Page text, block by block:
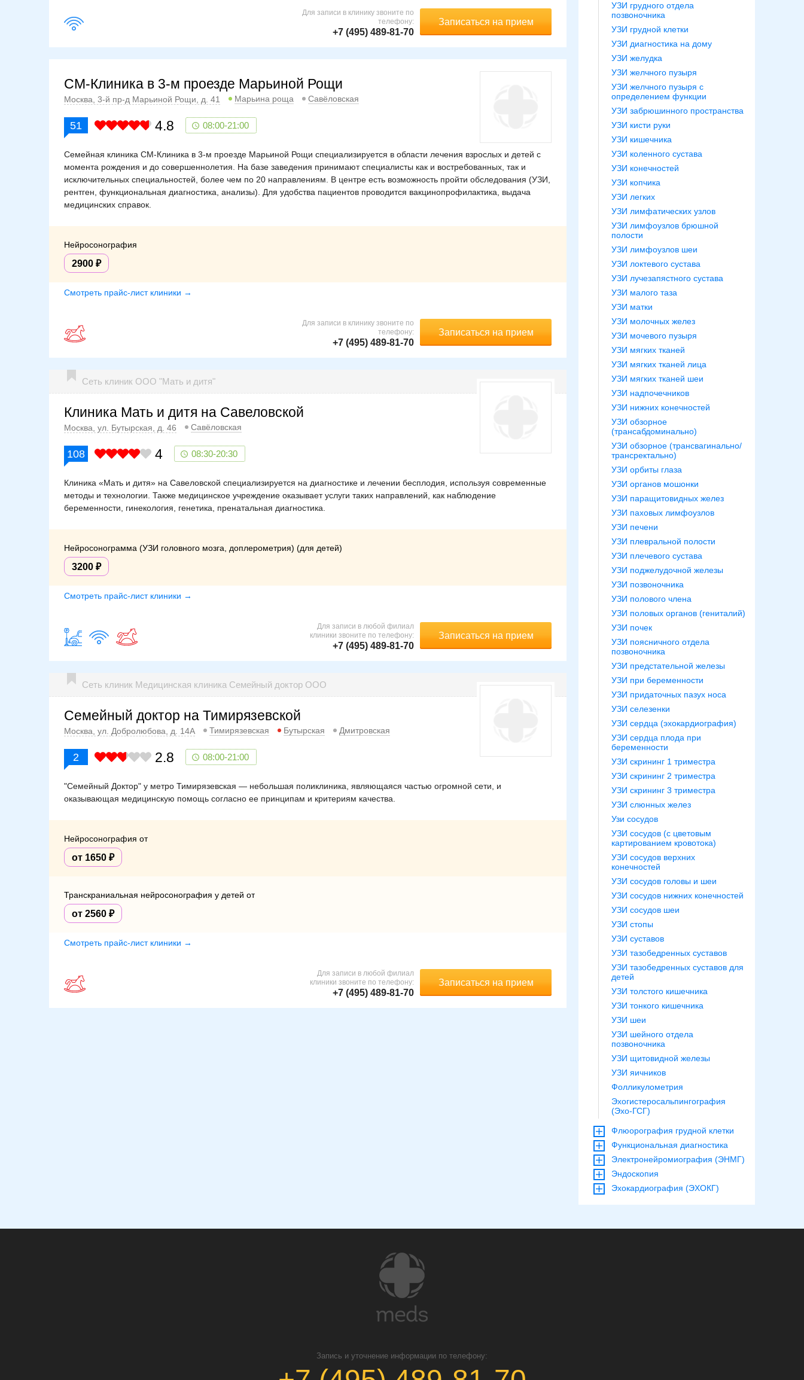
Записаться на прием
Для записи в клинику звоните по
телефону:
+7 (495) 489-81-70
СМ-Клиника в 3-м проезде Марьиной Рощи
Москва, 3-й пр-д Марьиной Рощи, д. 41 Марьина роща Савёловская
51 4.8 08:00-21:00
Семейная клиника СМ-Клиника в 3-м проезде Марьиной Рощи специализируется в области лечения взрослых и детей с
момента рождения и до совершеннолетия. На базе заведения принимают специалисты как и востребованных, так и
исключительных специальностей, более чем по 20 направлениям. В центре есть возможность пройти обследования (УЗИ,
рентген, функциональная диагностика, анализы). Для удобства пациентов проводится вакцинопрофилактика, выдача
медицинских справок.
Нейросонография
2900
Смотреть прайс-лист клиники →
Записаться на прием
Для записи в клинику звоните по
телефону:
+7 (495) 489-81-70
Сеть клиник ООО "Мать и дитя"
Клиника Мать и дитя на Савеловской
Москва, ул. Бутырская, д. 46 Савёловская
108 4 08:30-20:30
Клиника «Мать и дитя» на Савеловской специализируется на диагностике и лечении бесплодия, используя современные
методы и технологии. Также медицинское учреждение оказывает услуги таких направлений, как наблюдение
беременности, гинекология, генетика, пренатальная диагностика.
Нейросонограмма (УЗИ головного мозга, доплерометрия) (для детей)
3200
Смотреть прайс-лист клиники →
Записаться на прием
Для записи в любой филиал
клиники звоните по телефону:
+7 (495) 489-81-70
Сеть клиник Медицинская клиника Семейный доктор ООО
Семейный доктор на Тимирязевской
Москва, ул. Добролюбова, д. 14А Тимирязевская Бутырская Дмитровская
2 2.8 08:00-21:00
"Семейный Доктор" у метро Тимирязевская — небольшая поликлиника, являющаяся частью огромной сети, и
оказывающая медицинскую помощь согласно ее принципам и критериям качества.
Нейросонография от
от 1650
Транскраниальная нейросонография у детей от
от 2560
Смотреть прайс-лист клиники →
Записаться на прием
Для записи в любой филиал
клиники звоните по телефону:
+7 (495) 489-81-70
УЗИ грудного отдела
позвоночника
УЗИ грудной клетки
УЗИ диагностика на дому
УЗИ желудка
УЗИ желчного пузыря
УЗИ желчного пузыря с
определением функции
УЗИ забрюшинного пространства
УЗИ кисти руки
УЗИ кишечника
УЗИ коленного сустава
УЗИ конечностей
УЗИ копчика
УЗИ легких
УЗИ лимфатических узлов
УЗИ лимфоузлов брюшной
полости
УЗИ лимфоузлов шеи
УЗИ локтевого сустава
УЗИ лучезапястного сустава
УЗИ малого таза
УЗИ матки
УЗИ молочных желез
УЗИ мочевого пузыря
УЗИ мягких тканей
УЗИ мягких тканей лица
УЗИ мягких тканей шеи
УЗИ надпочечников
УЗИ нижних конечностей
УЗИ обзорное
(трансабдоминально)
УЗИ обзорное (трансвагинально/
трансректально)
УЗИ орбиты глаза
УЗИ органов мошонки
УЗИ паращитовидных желез
УЗИ паховых лимфоузлов
УЗИ печени
УЗИ плевральной полости
УЗИ плечевого сустава
УЗИ поджелудочной железы
УЗИ позвоночника
УЗИ полового члена
УЗИ половых органов (гениталий)
УЗИ почек
УЗИ поясничного отдела
позвоночника
УЗИ предстательной железы
УЗИ при беременности
УЗИ придаточных пазух носа
УЗИ селезенки
УЗИ сердца (эхокардиография)
УЗИ сердца плода при
беременности
УЗИ скрининг 1 триместра
УЗИ скрининг 2 триместра
УЗИ скрининг 3 триместра
УЗИ слюнных желез
Узи сосудов
УЗИ сосудов (с цветовым
картированием кровотока)
УЗИ сосудов верхних
конечностей
УЗИ сосудов головы и шеи
УЗИ сосудов нижних конечностей
УЗИ сосудов шеи
УЗИ стопы
УЗИ суставов
УЗИ тазобедренных суставов
УЗИ тазобедренных суставов для
детей
УЗИ толстого кишечника
УЗИ тонкого кишечника
УЗИ шеи
УЗИ шейного отдела
позвоночника
УЗИ щитовидной железы
УЗИ яичников
Фолликулометрия
Эхогистеросальпингография
(Эхо-ГСГ)
Флюорография грудной клетки
Функциональная диагностика
Электронейромиография (ЭНМГ)
Эндоскопия
Эхокардиография (ЭХОКГ)
Запись и уточнение информации по телефону: